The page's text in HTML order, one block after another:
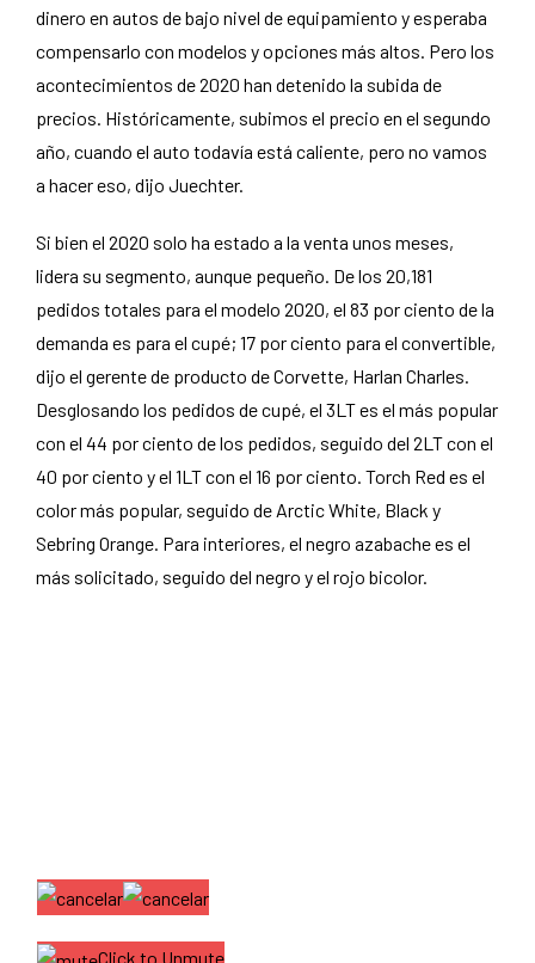
dinero en autos de bajo nivel de equipamiento y esperaba
compensarlo con modelos y opciones más altos. Pero los
acontecimientos de 2020 han detenido la subida de
precios. Históricamente, subimos el precio en el segundo
año, cuando el auto todavía está caliente, pero no vamos
a hacer eso, dijo Juechter.
Si bien el 2020 solo ha estado a la venta unos meses,
lidera su segmento, aunque pequeño. De los 20,181
pedidos totales para el modelo 2020, el 83 por ciento de la
demanda es para el cupé; 17 por ciento para el convertible,
dijo el gerente de producto de Corvette, Harlan Charles.
Desglosando los pedidos de cupé, el 3LT es el más popular
con el 44 por ciento de los pedidos, seguido del 2LT con el
40 por ciento y el 1LT con el 16 por ciento. Torch Red es el
color más popular, seguido de Arctic White, Black y
Sebring Orange. Para interiores, el negro azabache es el
más solicitado, seguido del negro y el rojo bicolor.
Click to Unmute